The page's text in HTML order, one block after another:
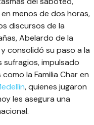
menos de dos horas,
discursos de la
Abelardo de la
consolidó su paso a la
sufragios, impulsado
la Familia Char en
, quienes jugaron
les asegura una